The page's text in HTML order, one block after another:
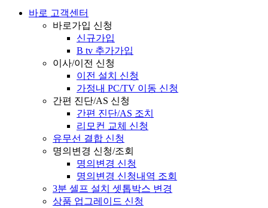
바로 고객센터
바로가입 신청
신규가입
B tv 추가가입
이사/이전 신청
이전 설치 신청
가정내 PC/TV 이동 신청
간편 진단/AS 신청
간편 진단/AS 조치
리모컨 교체 신청
유무선 결합 신청
명의변경 신청/조회
명의변경 신청
명의변경 신청내역 조회
3분 셀프 설치 셋톱박스 변경
상품 업그레이드 신청